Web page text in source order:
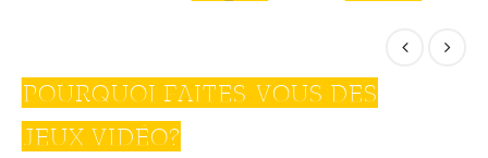
POURQUOI FAITES-VOUS DES
JEUX VIDÉO?